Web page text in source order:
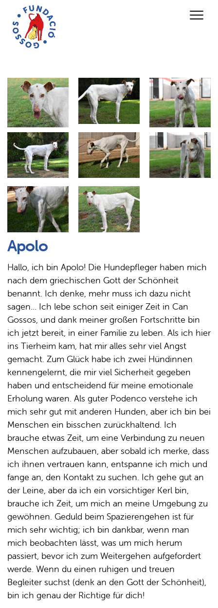
Apolo
Hallo, ich bin Apolo! Die Hundepfleger haben mich
nach dem griechischen Gott der Schönheit
benannt. Ich denke, mehr muss ich dazu nicht
sagen... Ich lebe schon seit einiger Zeit in Can
Gossos, und dank meiner großen Fortschritte bin
ich jetzt bereit, in einer Familie zu leben. Als ich hier
ins Tierheim kam, hat mir alles sehr viel Angst
gemacht. Zum Glück habe ich zwei Hündinnen
kennengelernt, die mir viel Sicherheit gegeben
haben und entscheidend für meine emotionale
Erholung waren. Als guter Podenco verstehe ich
mich sehr gut mit anderen Hunden, aber ich bin bei
Menschen ein bisschen zurückhaltend. Ich
brauche etwas Zeit, um eine Verbindung zu neuen
Menschen aufzubauen, aber sobald ich merke, dass
ich ihnen vertrauen kann, entspanne ich mich und
fange an, den Kontakt zu suchen. Ich gehe gut an
der Leine, aber da ich ein vorsichtiger Kerl bin,
brauche ich Zeit, um mich an meine Umgebung zu
gewöhnen. Geduld beim Spazierengehen ist für
mich sehr wichtig; ich bin dankbar, wenn man
mich beobachten lässt, was um mich herum
passiert, bevor ich zum Weitergehen aufgefordert
werde. Wenn du einen ruhigen und treuen
Begleiter suchst (denk an den Gott der Schönheit),
bin ich genau der Richtige für dich!